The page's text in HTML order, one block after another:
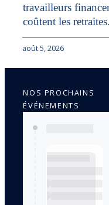
travailleurs
coûtent les
août 5, 2026
NOS PROCHAINS
ÉVÉNEMENTS